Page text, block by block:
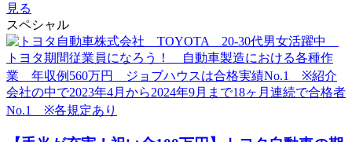
見る
スペシャル